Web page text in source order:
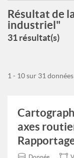
Résultat de
industriel"
31 résultat(s)
1 - 10 sur 31 données
axes